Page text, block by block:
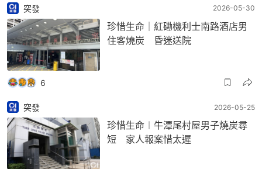
突發 2026-05-30
珍惜生命｜紅磡機利士南路酒店男
住客燒炭 昏迷送院
6
突發 2026-05-25
珍惜生命︱牛潭尾村屋男子燒炭尋
短 家人報案惜太遲